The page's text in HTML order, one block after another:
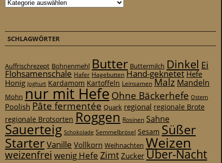
SCHLAGWÖRTER
Auffrischrezept Bohnenmehl Butter Buttermilch Dinkel Ei
Flohsamenschale Hafer Hagebutten Hand-geknetet Hefe
Honig Joghurt Kardamom Kartoffeln Leinsamen Malz Mandeln
Mohn nur mit Hefe Ohne Bäckerhefe Ostern
Poolish Pâte fermentée Quark regional regionale Brote
regionale Brotsorten Roggen Rosinen Sahne
Sauerteig Schokolade Semmelbrösel Sesam Süßer
StarterVanille Vollkorn Weihnachten Weizen
weizenfrei wenig Hefe ZimtZuckerÜber-Nacht